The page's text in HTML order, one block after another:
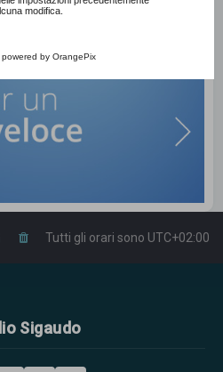
modifica.
powered by OrangePix
Tutti gli orari sono UTC+02:00
Sigaudo